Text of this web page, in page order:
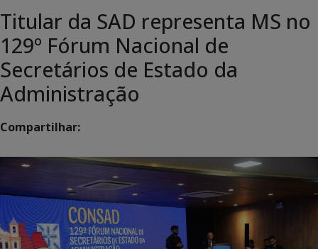
Titular da SAD representa MS no
129º Fórum Nacional de
Secretários de Estado da
Administração
Compartilhar: